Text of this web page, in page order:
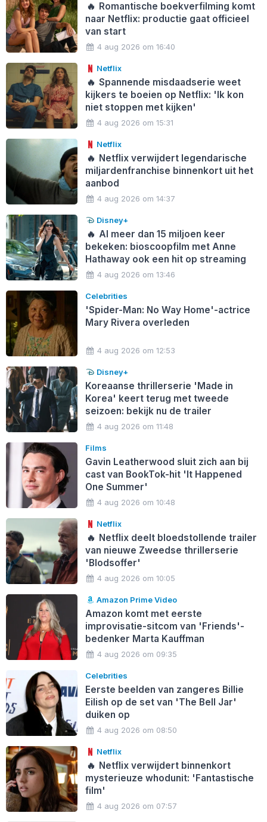
🔥 Romantische boekverfilming komt
naar Netflix: productie gaat officieel
van start
4 aug 2026 om 16:40
Netflix
🔥 Spannende misdaadserie weet
kijkers te boeien op Netflix: 'Ik kon
niet stoppen met kijken'
4 aug 2026 om 15:31
Netflix
🔥 Netflix verwijdert legendarische
miljardenfranchise binnenkort uit het
aanbod
4 aug 2026 om 14:37
Disney+
🔥 Al meer dan 15 miljoen keer
bekeken: bioscoopfilm met Anne
Hathaway ook een hit op streaming
4 aug 2026 om 13:46
Celebrities
'Spider-Man: No Way Home'-actrice
Mary Rivera overleden
4 aug 2026 om 12:53
Disney+
Koreaanse thrillerserie 'Made in
Korea' keert terug met tweede
seizoen: bekijk nu de trailer
4 aug 2026 om 11:48
Films
Gavin Leatherwood sluit zich aan bij
cast van BookTok-hit 'It Happened
One Summer'
4 aug 2026 om 10:48
Netflix
🔥 Netflix deelt bloedstollende trailer
van nieuwe Zweedse thrillerserie
'Blodsoffer'
4 aug 2026 om 10:05
Amazon Prime Video
Amazon komt met eerste
improvisatie-sitcom van 'Friends'-
bedenker Marta Kauffman
4 aug 2026 om 09:35
Celebrities
Eerste beelden van zangeres Billie
Eilish op de set van 'The Bell Jar'
duiken op
4 aug 2026 om 08:50
Netflix
🔥 Netflix verwijdert binnenkort
mysterieuze whodunit: 'Fantastische
film'
4 aug 2026 om 07:57